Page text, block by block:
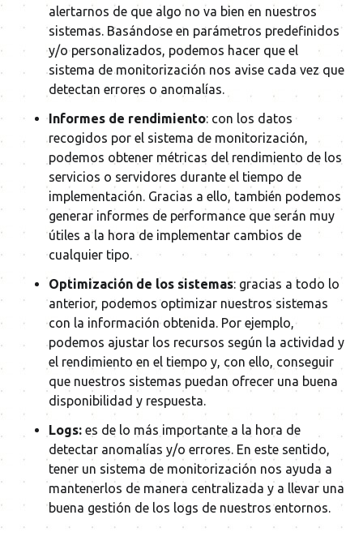
alertarnos de que algo no va bien en nuestros
sistemas. Basándose en parámetros predefinidos
y/o personalizados, podemos hacer que el
sistema de monitorización nos avise cada vez que
detectan errores o anomalías.
Informes de rendimiento: con los datos
recogidos por el sistema de monitorización,
podemos obtener métricas del rendimiento de los
servicios o servidores durante el tiempo de
implementación. Gracias a ello, también podemos
generar informes de performance que serán muy
útiles a la hora de implementar cambios de
cualquier tipo.
Optimización de los sistemas: gracias a todo lo
anterior, podemos optimizar nuestros sistemas
con la información obtenida. Por ejemplo,
podemos ajustar los recursos según la actividad y
el rendimiento en el tiempo y, con ello, conseguir
que nuestros sistemas puedan ofrecer una buena
disponibilidad y respuesta.
Logs: es de lo más importante a la hora de
detectar anomalías y/o errores. En este sentido,
tener un sistema de monitorización nos ayuda a
mantenerlos de manera centralizada y a llevar una
buena gestión de los logs de nuestros entornos.